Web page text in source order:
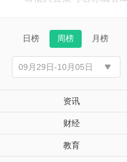
日榜 周榜 月榜
资讯
财经
教育